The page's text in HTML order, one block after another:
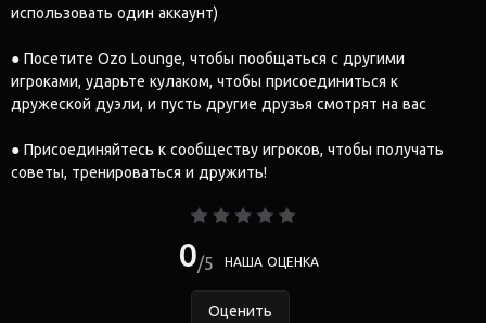
использовать один аккаунт)
● Посетите Ozo Lounge, чтобы пообщаться с другими
игроками, ударьте кулаком, чтобы присоединиться к
дружеской дуэли, и пусть другие друзья смотрят на вас
● Присоединяйтесь к сообществу игроков, чтобы получать
советы, тренироваться и дружить!
0 5 НАША ОЦЕНКА
Оценить